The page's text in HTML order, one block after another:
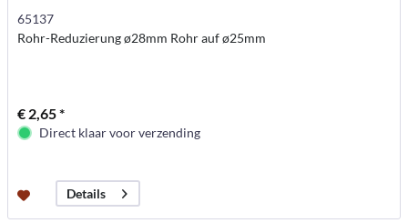
65137
Rohr-Reduzierung ø28mm Rohr auf ø25mm
€ 2,65 *
Direct klaar voor verzending
Details